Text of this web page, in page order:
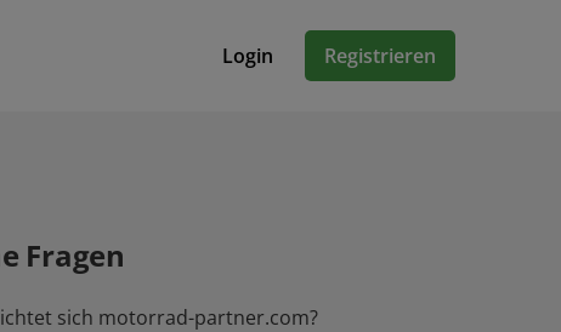
Login Registrieren
Fragen
sich motorrad-partner.com?